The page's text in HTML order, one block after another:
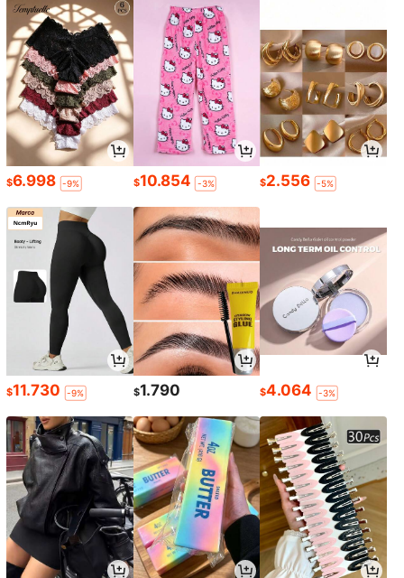
$6.998 -9% $10.854 -3% $2.556 -5%
$11.730 -9% $1.790 $4.064 -3%